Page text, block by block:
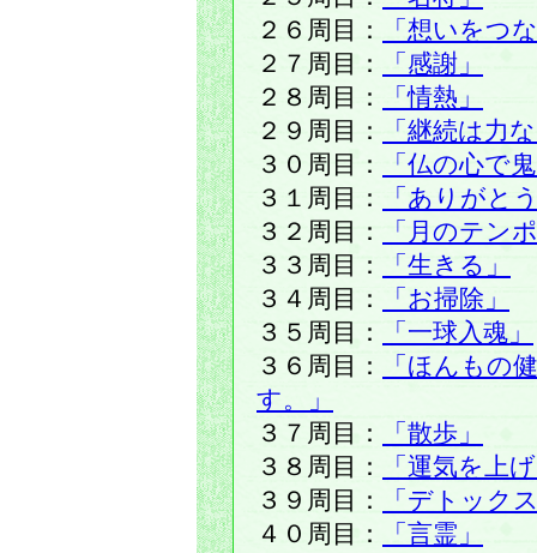
２６周目：
「想いをつ
２７周目：
「感謝」
２８周目：
「情熱」
２９周目：
「継続は力
３０周目：
「仏の心で
３１周目：
「ありがと
３２周目：
「月のテン
３３周目：
「生きる」
３４周目：
「お掃除」
３５周目：
「一球入魂」
３６周目：
「ほんもの
す。」
３７周目：
「散歩」
３８周目：
「運気を上
３９周目：
「デトック
４０周目：
「言霊」